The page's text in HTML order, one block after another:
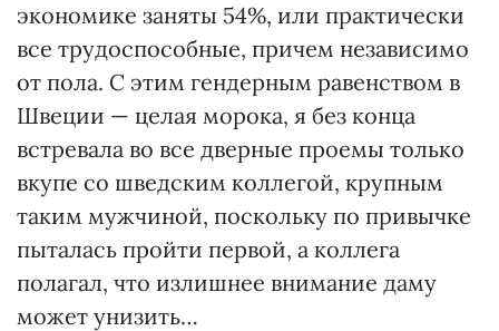
экономике заняты 54%, или практически
все трудоспособные, при­чем независимо
от пола. С этим гендерным равенством в
Швеции — целая морока, я без конца
встревала во все дверные проемы только
вкупе со шведским коллегой, крупным
таким мужчиной, поскольку по привычке
пыталась пройти первой, а кол­лега
полагал, что излишнее вни­мание даму
может унизить…